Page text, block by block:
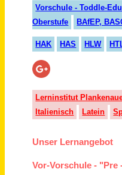
Vorschule - Toddle-
Oberstufe
BAfEP,
HAK HAS HLW
Lerninstitut
Italienisch
Latein
Unser Lernangebot
Vor-Vorschule - "Pre